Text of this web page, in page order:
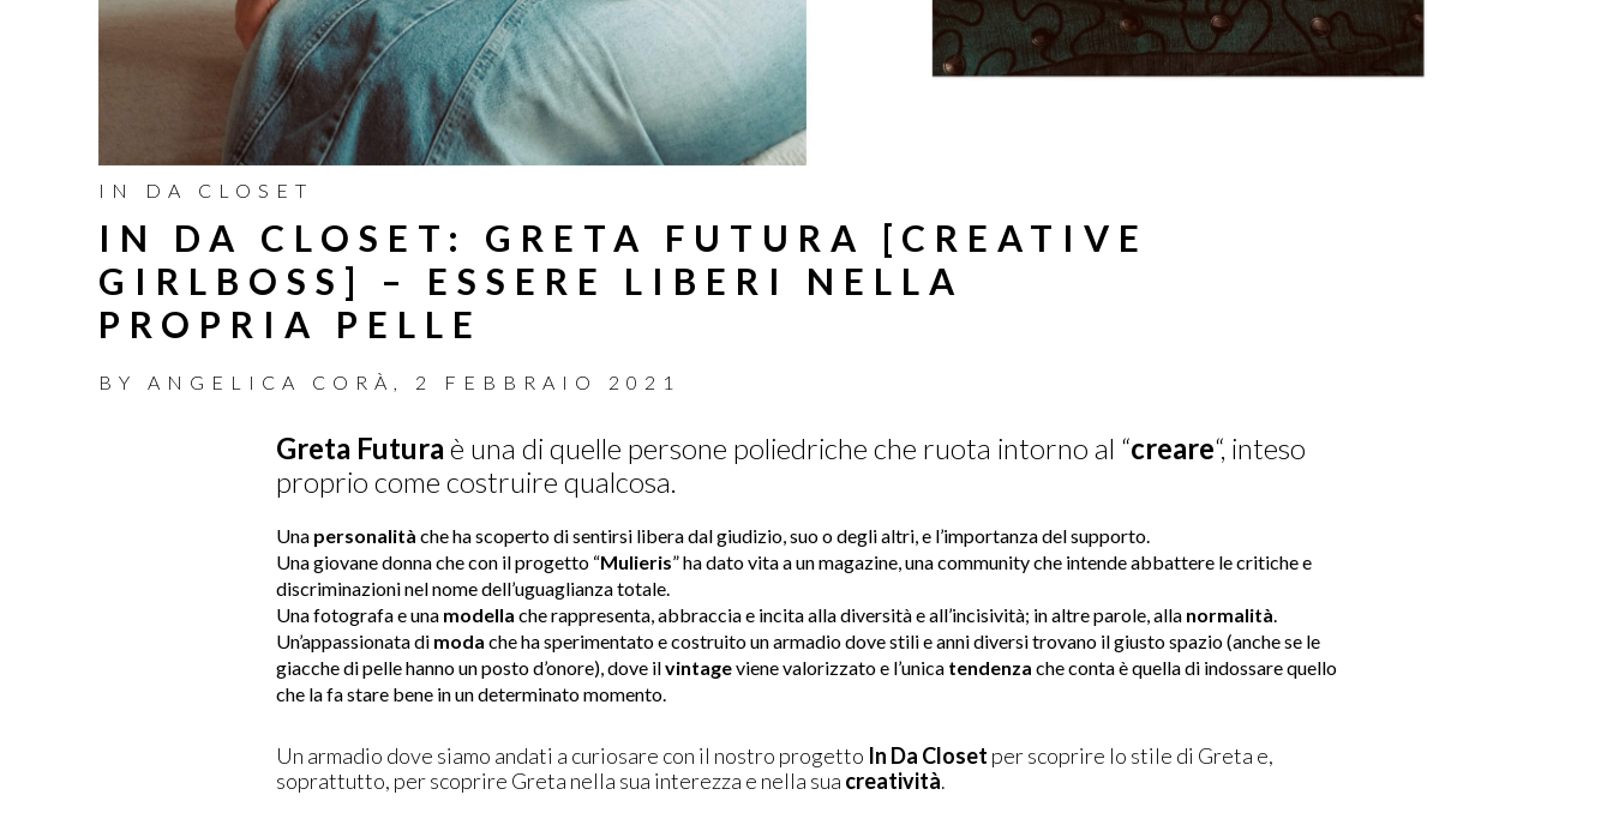
IN DA CLOSET
IN DA CLOSET: GRETA FUTURA [CREATIVE
GIRLBOSS] – ESSERE LIBERI NELLA
PROPRIA PELLE
BY ANGELICA CORÀ , 2 FEBBRAIO 2021
Greta Futura è una di quelle persone poliedriche che ruota intorno al “creare“, inteso
proprio come costruire qualcosa.
Una personalità che ha scoperto di sentirsi libera dal giudizio, suo o degli altri, e l’importanza del supporto.
Una giovane donna che con il progetto “Mulieris” ha dato vita a un magazine, una community che intende abbattere le critiche e
discriminazioni nel nome dell’uguaglianza totale.
Una fotografa e una modella che rappresenta, abbraccia e incita alla diversità e all’incisività; in altre parole, alla normalità.
Un’appassionata di moda che ha sperimentato e costruito un armadio dove stili e anni diversi trovano il giusto spazio (anche se le
giacche di pelle hanno un posto d’onore), dove ilvintageviene valorizzato e l’unica tendenza che conta è quella di indossare quello
che la fa stare bene in un determinato momento.
Un armadio dove siamo andati a curiosare con il nostro progetto In Da Closet per scoprire lo stile di Greta e,
soprattutto, per scoprire Greta nella sua interezza e nella sua creatività.